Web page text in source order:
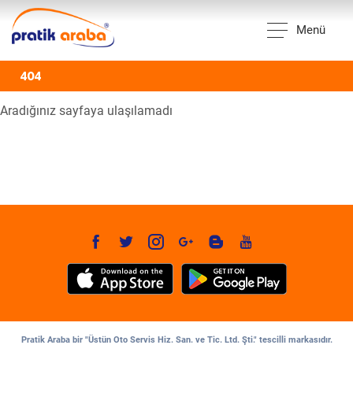
Menü
404
Aradığınız sayfaya ulaşılamadı
Pratik Araba bir "Üstün Oto Servis Hiz. San. ve Tic. Ltd. Şti." tescilli markasıdır.